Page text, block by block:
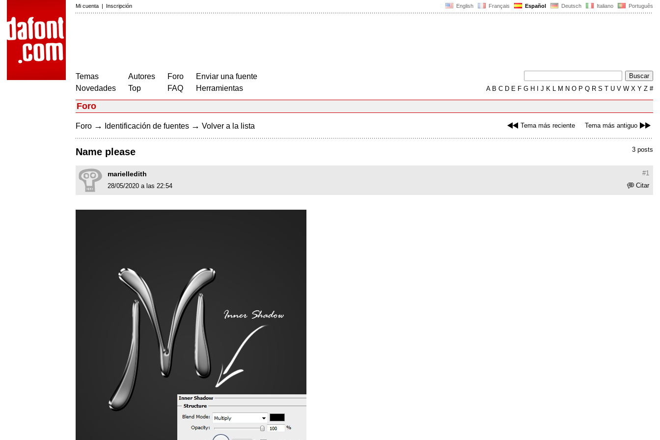
English Français Español Deutsch Italiano Português
Mi cuenta | Inscripción
Temas
Novedades
Autores
Top
Foro
FAQ
Enviar una fuente
Herramientas
AB C D E F G H J K L M N O P Q R S T U V W X Y Z #
Foro
Tema más reciente Tema más antiguo
Foro → Identificación de fuentes → Volver a la lista
3 posts
Name please
#1
marielledith
Citar
28/05/2020 a las 22:54